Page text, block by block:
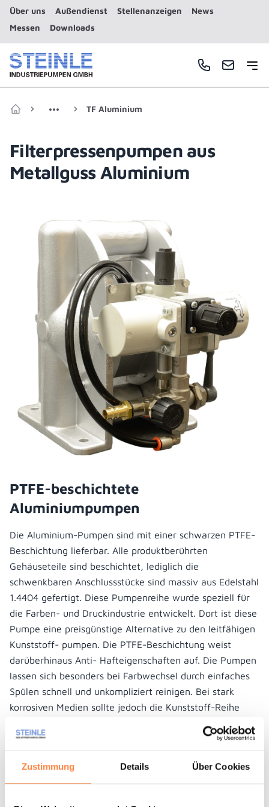
Zustimmung Details Über Cookies
Über uns Außendienst Stellenanzeigen
News
Messen
Downloads
Telefonnummer
E-Mail
Zur Startseite TF Aluminium
Filterpressenpumpen aus
Metallguss Aluminium
PTFE-beschichtete
Aluminiumpumpen
Die Aluminium-Pumpen sind mit einer schwarzen PTFE-
Beschichtung lieferbar. Alle produktberührten
Gehäuseteile sind beschichtet, lediglich die
schwenkbaren Anschlussstücke sind massiv aus Edelstahl
1.4404 gefertigt. Diese Pumpenreihe wurde speziell für
die Farben- und Druckindustrie entwickelt. Dort ist diese
Pumpe eine preisgünstige Alternative zu den leitfähigen
Kunststoff- pumpen. Die PTFE-Beschichtung weist
darüberhinaus Anti- Hafteigenschaften auf. Die Pumpen
lassen sich besonders bei Farbwechsel durch einfaches
Spülen schnell und unkompliziert reinigen. Bei stark
korrosiven Medien sollte jedoch die Kunststoff-Reihe
Unverbindliches Angebot anfragen